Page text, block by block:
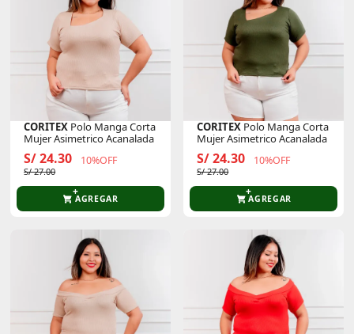
CORITEX Polo Manga Corta
Mujer Asimetrico Acanalada
S/ 24.30 10%OFF
S/ 27.00
AGREGAR
CORITEX Polo Manga Corta
Mujer Asimetrico Acanalada
S/ 24.30 10%OFF
S/ 27.00
AGREGAR